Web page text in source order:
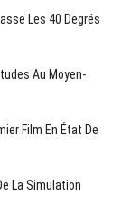
Les 40 Degrés
Au Moyen-
Film En État De
La Simulation